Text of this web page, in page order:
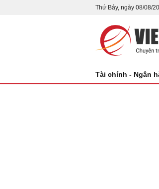
Thứ Bảy, ngày 08/08/
Tài chính - Ngân